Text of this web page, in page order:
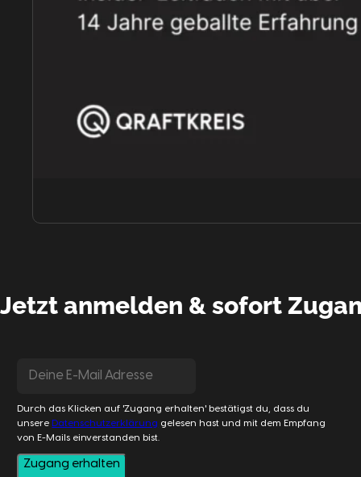
Jetzt anmelden & sofort
Durch das Klicken auf 'Zugang erhalten' bestätigst du, dass du
unsere Datenschutzerklärung gelesen hast und mit dem Empfang
von E-Mails einverstanden bist.
Zugang erhalten